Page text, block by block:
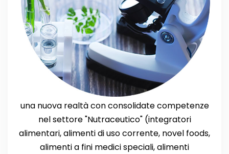
una nuova realtà con consolidate competenze
nel settore "Nutraceutico" (integratori
alimentari, alimenti di uso corrente, novel foods,
alimenti a fini medici speciali, alimenti